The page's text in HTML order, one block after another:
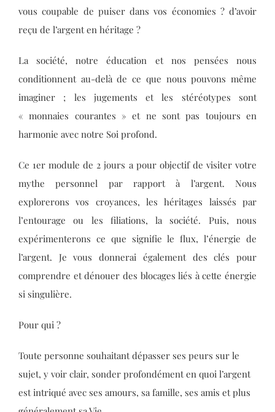
vous coupable de puiser dans vos économies ? d’avoir
reçu de l’argent en héritage ?
La société, notre éducation et nos pensées nous
conditionnent au-delà de ce que nous pouvons même
imaginer ; les jugements et les stéréotypes sont
« monnaies courantes » et ne sont pas toujours en
harmonie avec notre Soi profond.
Ce 1er module de 2 jours a pour objectif de visiter votre
mythe personnel par rapport à l’argent. Nous
explorerons vos croyances, les héritages laissés par
l’entourage ou les filiations, la société. Puis, nous
expérimenterons ce que signifie le flux, l’énergie de
l’argent. Je vous donnerai également des clés pour
comprendre et dénouer des blocages liés à cette énergie
si singulière.
Pour qui ?
Toute personne souhaitant dépasser ses peurs sur le
sujet, y voir clair, sonder profondément en quoi l’argent
est intriqué avec ses amours, sa famille, ses amis et plus